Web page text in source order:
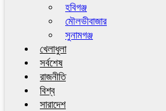
হবিগঞ্জ
মৌলভীবাজার
সুনামগঞ্জ
খেলাধুলা
সর্বশেষ
রাজনীতি
বিশ্ব
সারাদেশ